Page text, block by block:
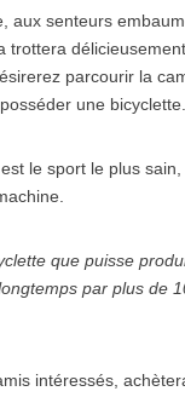
aux senteurs
trottera
parcourir la
une bicyclette.
le sport le plus
que puisse
par plus de
intéressés,